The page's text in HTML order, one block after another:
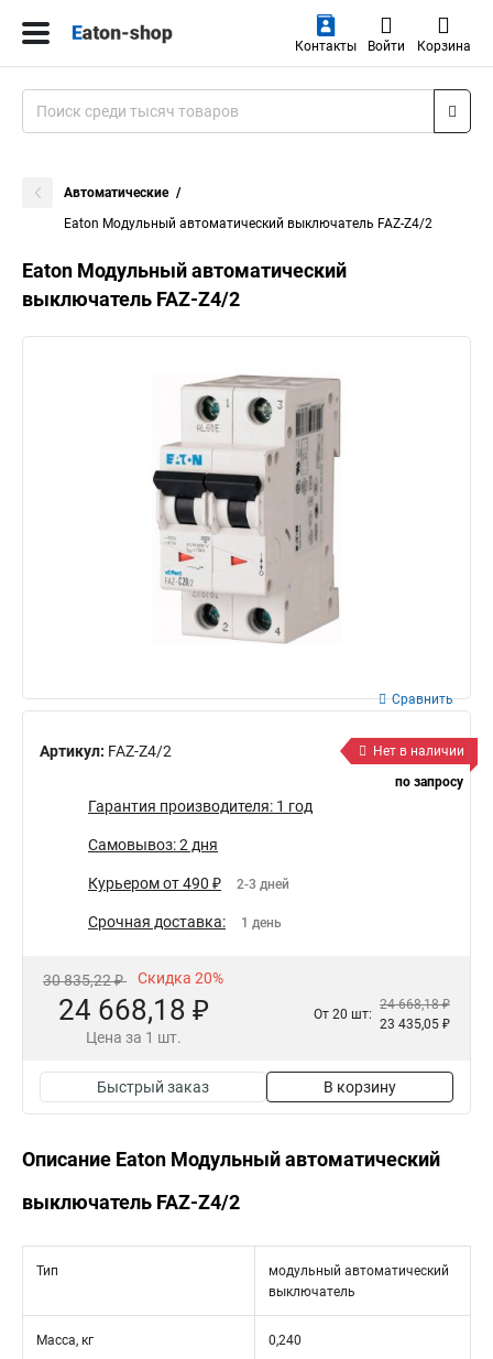
Контакты Войти Корзина
Автоматические
Eaton Модульный автоматический выключатель FAZ-Z4/2
Eaton Модульный автоматический
выключатель FAZ-Z4/2
Артикул: FAZ-Z4/2
Сравнить
Нет в наличии
по запросу
Гарантия производителя: 1 год
Самовывоз: 2 дня
Курьером от 490 ₽ 2-3 дней
Срочная доставка: 1 день
30 835,22 ₽ Скидка 20%
24 668,18 ₽
Цена за 1 шт.
От 20 шт:
24 668,18 ₽
23 435,05 ₽
Быстрый заказ В корзину
Описание Eaton Модульный автоматический
выключатель FAZ-Z4/2
Тип
модульный автоматический
выключатель
Масса, кг 0,240